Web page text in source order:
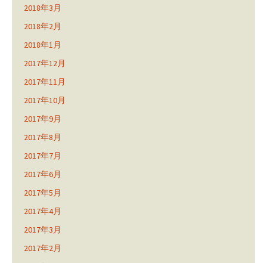
2018年3月
2018年2月
2018年1月
2017年12月
2017年11月
2017年10月
2017年9月
2017年8月
2017年7月
2017年6月
2017年5月
2017年4月
2017年3月
2017年2月